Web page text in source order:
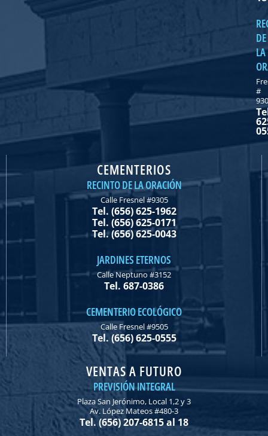
DE
LA
#
CEMENTERIOS
RECINTO DE LA ORACIÓN
Calle Fresnel #9305
Tel. (656) 625-1962
Tel. (656) 625-0171
Tel. (656) 625-0043
JARDINES ETERNOS
Calle Neptuno #3152
Tel. 687-0386
CEMENTERIO ECOLÓGICO
Calle Fresnel #9505
Tel. (656) 625-0555
VENTAS A FUTURO
PREVISIÓN INTEGRAL
Plaza San Jerónimo, Local 1,2 y 3
Av. López Mateos #480-3
Tel. (656) 207-6815 al 18